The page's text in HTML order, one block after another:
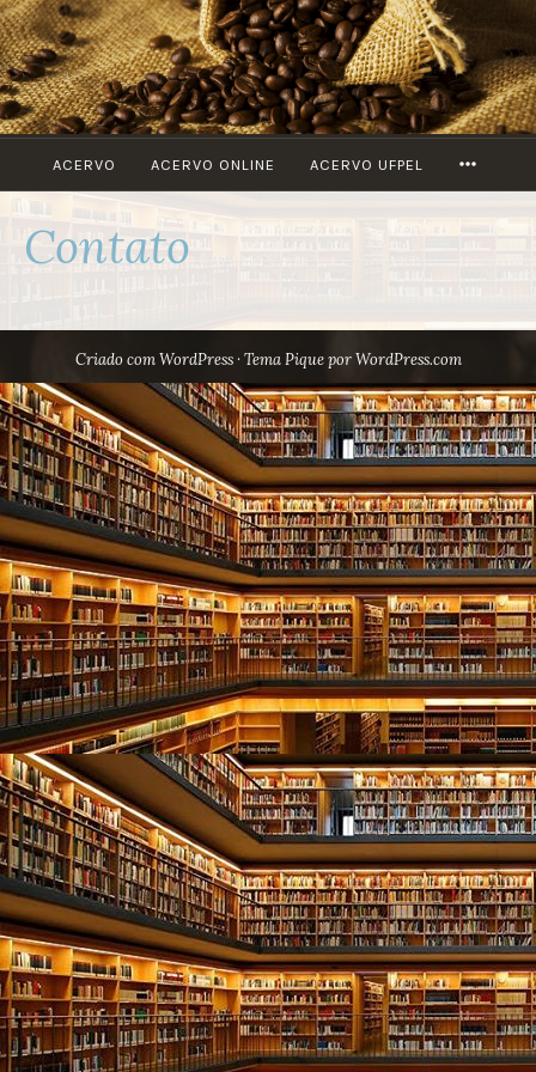
Ir
para
conteúdo
ACERVO ACERVO ONLINE ACERVO UFPEL
Contato
Criado com WordPress ·Tema Pique porWordPress.com